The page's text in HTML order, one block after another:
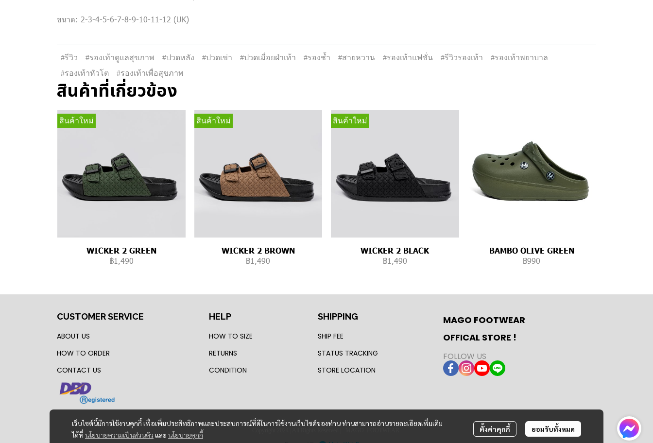
ขนาด: 2-3-4-5-6-7-8-9-10-11-12 (UK)
#รีวิว #รองเท้าดูแลสุขภาพ #ปวดหลัง #ปวดเข่า #ปวดเมื่อยฝ่าเท้า #รองช้ำ #สายหวาน #รองเท้าแฟชั่น #รีวิวรองเท้า
#รองเท้าพยาบาล
#รองเท้าหัวโต
#รองเท้าเพื่อสุขภาพ
สินค้าที่เกี่ยวข้อง
สินค้าใหม่
WICKER 2 GREEN
฿1,490
สินค้าใหม่
WICKER 2 BROWN
฿1,490
สินค้าใหม่
WICKER 2 BLACK
฿1,490
BAMBO OLIVE GREEN
฿990
เว็บไซต์นี้มีการใช้งานคุกกี้ เพื่อเพิ่มประสิทธิภาพและประสบการณ์ที่ดีในการใช้งานเว็บไซต์ของท่าน ท่านสามารถอ่านรายละเอียดเพิ่มเติม
ได้ที่ นโยบายความเป็นส่วนตัว และ นโยบายคุกกี้
ตั้งค่าคุกกี้ ยอมรับทั้งหมด
CUSTOMER SERVICE
ABOUT US
HOW TO ORDER
CONTACT US
HELP
HOW TO SIZE
RETURNS
CONDITION
SHIPPING
SHIP FEE
STATUS TRACKING
STORE LOCATION
MAGO FOOTWEAR
OFFICAL STORE !
FOLLOW US